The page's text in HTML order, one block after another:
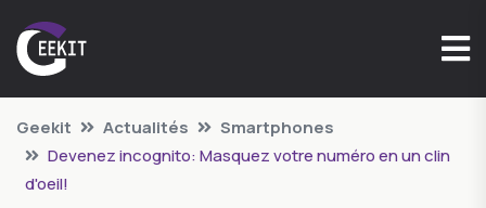
Geekit Actualités
Smartphones
Devenez incognito: Masquez votre numéro en un clin
d'oeil!